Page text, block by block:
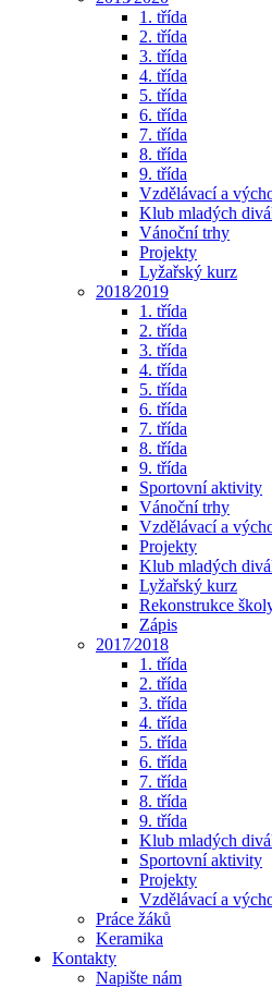
1. třída
2. třída
3. třída
4. třída
5. třída
6. třída
7. třída
8. třída
9. třída
Vzdělávací a
Klub mladých
Vánoční trhy
Projekty
Lyžařský kurz
2018⁄2019
1. třída
2. třída
3. třída
4. třída
5. třída
6. třída
7. třída
8. třída
9. třída
Sportovní aktivity
Vánoční trhy
Vzdělávací a
Projekty
Klub mladých
Lyžařský kurz
Rekonstrukce
Zápis
2017⁄2018
1. třída
2. třída
3. třída
4. třída
5. třída
6. třída
7. třída
8. třída
9. třída
Klub mladých
Sportovní aktivity
Projekty
Vzdělávací a
Práce žáků
Keramika
Kontakty
Napište nám